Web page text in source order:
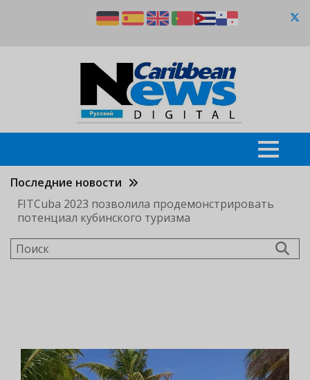
Последние новости
FITCuba 2023 позволила продемонстрировать
потенциал кубинского туризма
Поиск